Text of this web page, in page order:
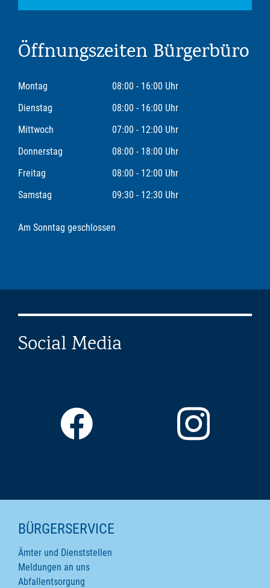
Öffnungszeiten Bürgerbüro
Montag
08:00 - 16:00 Uhr
Dienstag
08:00 - 16:00 Uhr
Mittwoch
07:00 - 12:00 Uhr
Donnerstag
08:00 - 18:00 Uhr
Freitag
08:00 - 12:00 Uhr
Samstag
09:30 - 12:30 Uhr
Am Sonntag geschlossen
Social Media
Seiteninhalte
BÜRGERSERVICE
Ämter und Dienststellen
Meldungen an uns
Abfallentsorgung